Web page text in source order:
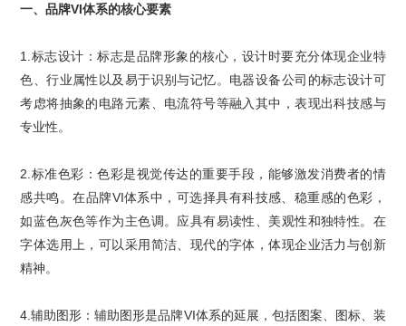
一、品牌VI体系的核心要素
1. 标志设计 ：标志是品牌形象的核心，设计时要充分体现企业特
色、行业属性以及易于识别与记忆。电器设备公司的标志设计可
考虑将抽象的电路元素、电流符号等融入其中，表现出科技感与
专业性。
2. 标准色彩：色彩是视觉传达的重要手段，能够激发消费者的情
感共鸣。在品牌VI体系中，可选择具有科技感、稳重感的色彩，
如蓝色灰色等作为主色调。应具有易读性、美观性和独特性。在
字体选用上，可以采用简洁、现代的字体，体现企业活力与创新
精神。
4.辅助图形：辅助图形是品牌VI体系的延展，包括图案、图标、装